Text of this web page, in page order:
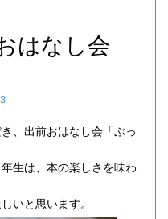
はなし会
、出前おはなし会「ぶっ
生は、本の楽しさを味わ
いと思います。